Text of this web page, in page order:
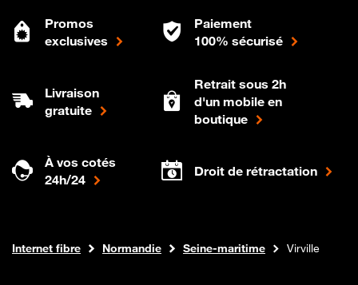
Promos
exclusives
Paiement
100% sécurisé
Livraison
gratuite
Retrait sous 2h
d'un mobile en
boutique
À vos cotés
24h/24
Droit de rétractation
Boutique Orange
Internet fibre Normandie Seine-maritime Virville